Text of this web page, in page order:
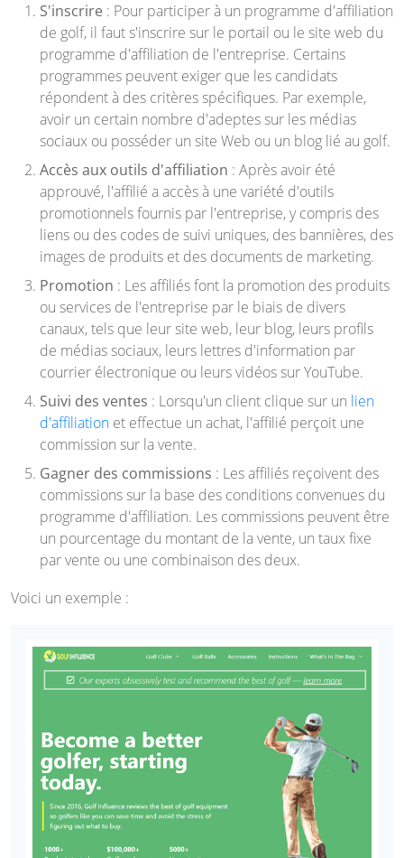
S'inscrire : Pour participer à un programme d'affiliation
de golf, il faut s'inscrire sur le portail ou le site web du
programme d'affiliation de l'entreprise. Certains
programmes peuvent exiger que les candidats
répondent à des critères spécifiques. Par exemple,
avoir un certain nombre d'adeptes sur les médias
sociaux ou posséder un site Web ou un blog lié au golf.
Accès aux outils d'affiliation : Après avoir été
approuvé, l'affilié a accès à une variété d'outils
promotionnels fournis par l'entreprise, y compris des
liens ou des codes de suivi uniques, des bannières, des
images de produits et des documents de marketing.
Promotion : Les affiliés font la promotion des produits
ou services de l'entreprise par le biais de divers
canaux, tels que leur site web, leur blog, leurs profils
de médias sociaux, leurs lettres d'information par
courrier électronique ou leurs vidéos sur YouTube.
Suivi des ventes : Lorsqu'un client clique sur un lien
d'affiliation et effectue un achat, l'affilié perçoit une
commission sur la vente.
Gagner des commissions : Les affiliés reçoivent des
commissions sur la base des conditions convenues du
programme d'affiliation. Les commissions peuvent être
un pourcentage du montant de la vente, un taux fixe
par vente ou une combinaison des deux.
Voici un exemple :